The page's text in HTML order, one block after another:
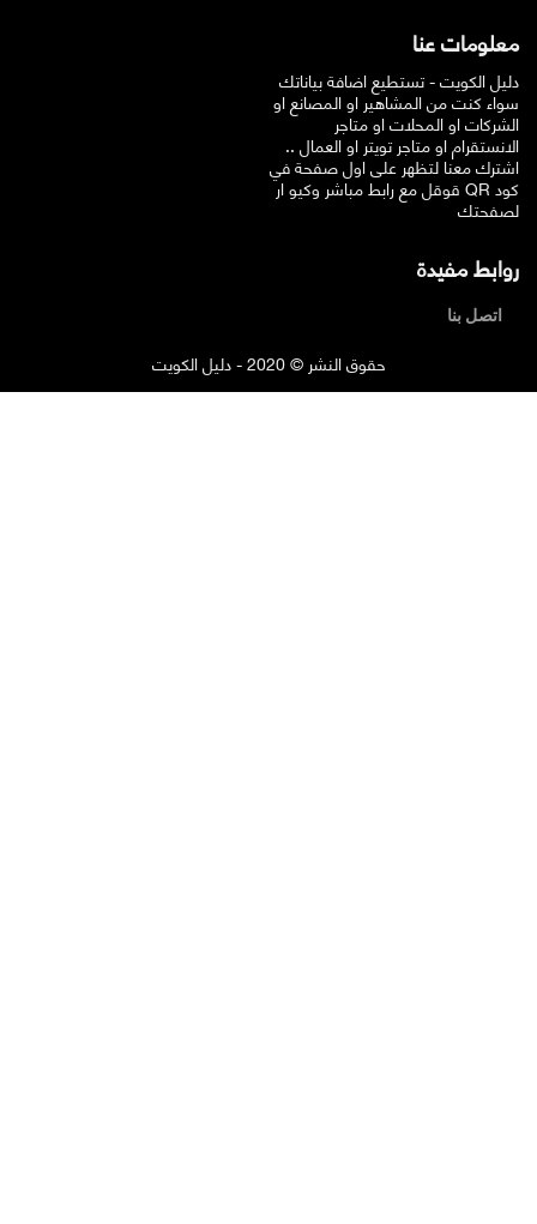
معلومات عنا
دليل الكويت - تستطيع اضافة بياناتك
سواء كنت من المشاهير او المصانع او
الشركات او المحلات او متاجر
الانستقرام او متاجر تويتر او العمال ..
اشترك معنا لتظهر على اول صفحة في
قوقل مع رابط مباشر وكيو ار QR كود
لصفحتك
روابط مفيدة
حقوق النشر © 2020 - دليل الكويت